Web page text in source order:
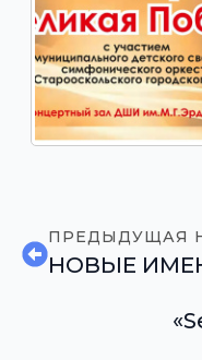
ПРЕДЫДУЩАЯ
НОВЫЕ